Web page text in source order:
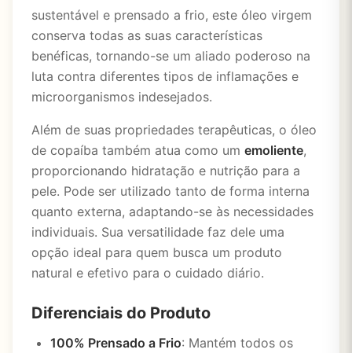
sustentável e prensado a frio, este óleo virgem
conserva todas as suas características
benéficas, tornando-se um aliado poderoso na
luta contra diferentes tipos de inflamações e
microorganismos indesejados.
Além de suas propriedades terapêuticas, o óleo
de copaíba também atua como um emoliente,
proporcionando hidratação e nutrição para a
pele. Pode ser utilizado tanto de forma interna
quanto externa, adaptando-se às necessidades
individuais. Sua versatilidade faz dele uma
opção ideal para quem busca um produto
natural e efetivo para o cuidado diário.
Diferenciais do Produto
100% Prensado a Frio: Mantém todos os